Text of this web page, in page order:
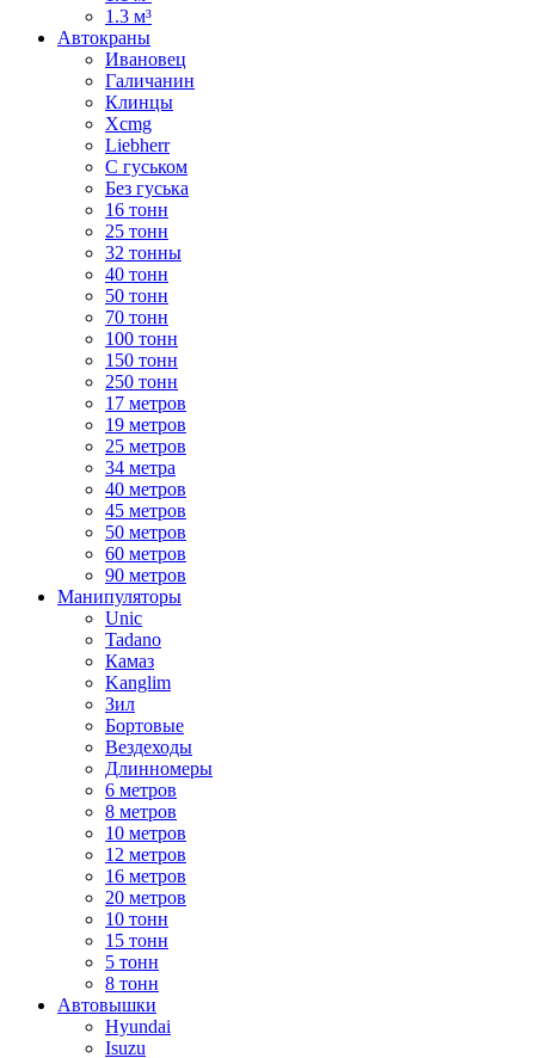
1.3 м³
Автокраны
Ивановец
Галичанин
Клинцы
Xcmg
Liebherr
С гуськом
Без гуська
16 тонн
25 тонн
32 тонны
40 тонн
50 тонн
70 тонн
100 тонн
150 тонн
250 тонн
17 метров
19 метров
25 метров
34 метра
40 метров
45 метров
50 метров
60 метров
90 метров
Манипуляторы
Unic
Tadano
Камаз
Kanglim
Зил
Бортовые
Вездеходы
Длинномеры
6 метров
8 метров
10 метров
12 метров
16 метров
20 метров
10 тонн
15 тонн
5 тонн
8 тонн
Автовышки
Hyundai
Isuzu